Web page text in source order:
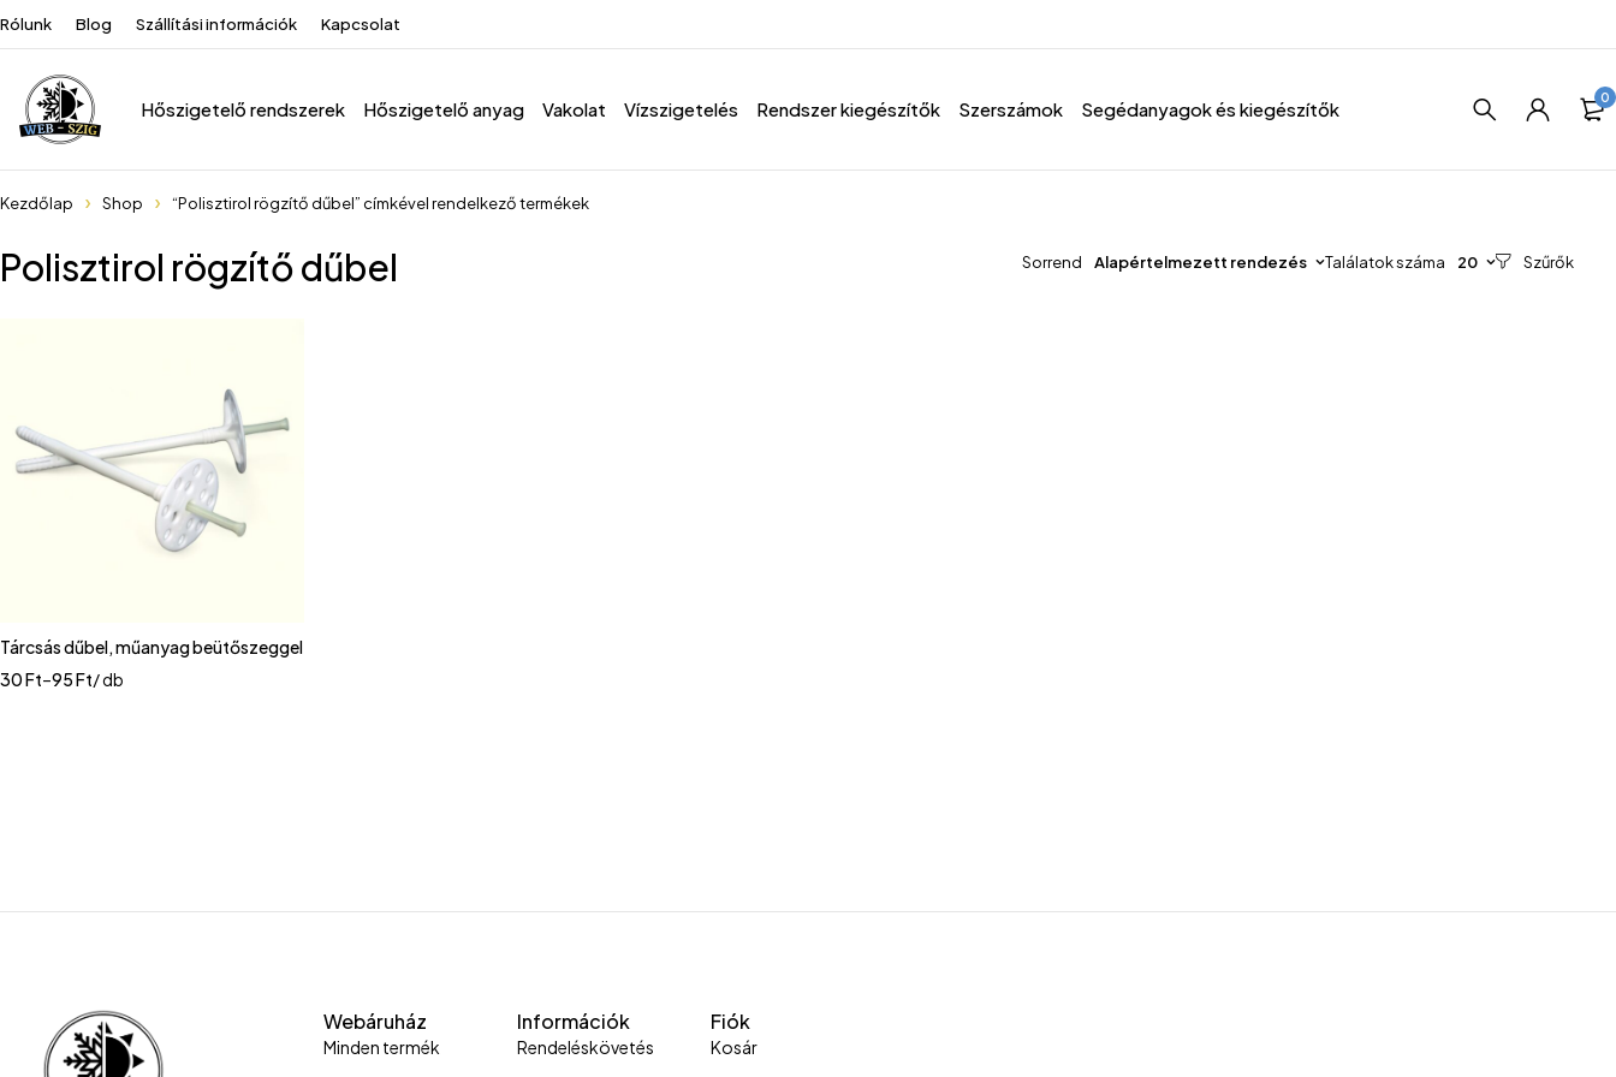
Rólunk Blog Szállítási információk Kapcsolat
Hőszigetelő rendszerek Hőszigetelő anyag Vakolat Vízszigetelés Rendszer kiegészítők Szerszámok Segédanyagok és kiegészítők 0
Kezdőlap Shop “Polisztirol rögzítő dűbel” címkével rendelkező termékek
Polisztirol rögzítő dűbel Sorrend Alapértelmezett rendezés Találatok száma 20
Tárcsás dűbel, műanyag beütőszeggel
30Ft–95Ft/ db
Webáruház
Minden termék
Információk
Rendeléskövetés
Fiók
Kosár